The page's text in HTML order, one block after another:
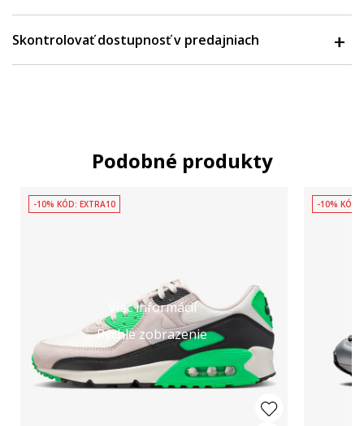
Skontrolovať dostupnosť v predajniach
Podobné produkty
Viac informácií
Rýchle zobrazenie
-10% KÓD: EXTRA10 -10% KÓD: